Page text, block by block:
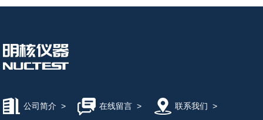
公司简介 > 在线留言> 联系我们 >